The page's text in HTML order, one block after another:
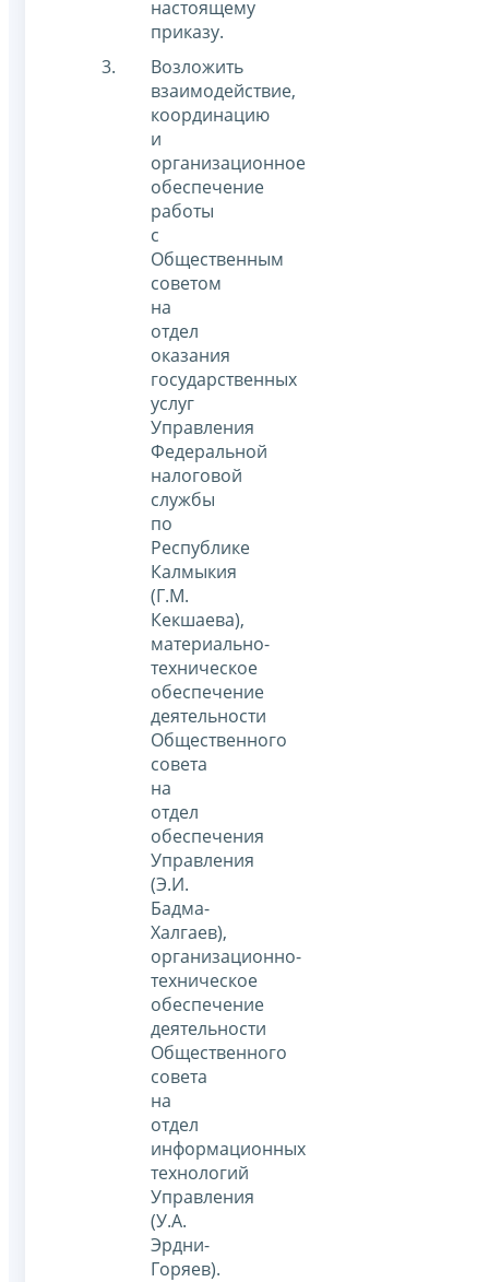
настоящему
приказу.
Возложить
взаимодействие,
координацию
и
организационное
обеспечение
работы
с
Общественным
советом
на
отдел
оказания
государственных
услуг
Управления
Федеральной
налоговой
службы
по
Республике
Калмыкия
(Г.М.
Кекшаева),
материально-
техническое
обеспечение
деятельности
Общественного
совета
на
отдел
обеспечения
Управления
(Э.И.
Бадма-
Халгаев),
организационно-
техническое
обеспечение
деятельности
Общественного
совета
на
отдел
информационных
технологий
Управления
(У.А.
Эрдни-
Горяев).